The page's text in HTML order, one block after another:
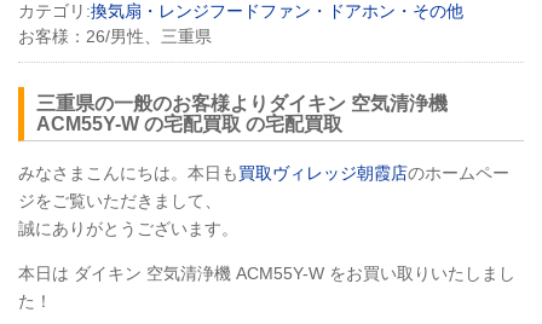
カテゴリ:換気扇・レンジフードファン・ドアホン・その他
お客様： 26/男性、三重県
三重県の一般のお客様よりダイキン 空気清浄機
ACM55Y-W の宅配買取 の宅配買取
みなさまこんにちは。本日も買取ヴィレッジ朝霞店のホームペー
ジをご覧いただきまして、
誠にありがとうございます。
本日は ダイキン 空気清浄機 ACM55Y-W をお買い取りいたしまし
た！